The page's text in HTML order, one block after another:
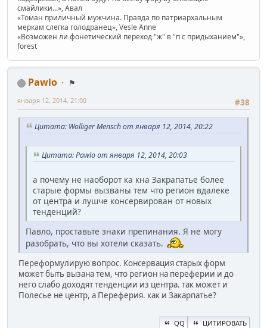
смайлики...», Авал
«Томан приличный мужчина. Правда по патриархальным
меркам слегка голодранец», Vesle Anne
«Возможен ли фонетический переход "ж" в "п с придыханием"»,
forest
Pawlo
⚑
#38
января 12, 2014, 21:00
Цитата: Wolliger Mensch от января 12, 2014, 20:22
Цитата: Pawlo от января 12, 2014, 20:03
а почему не наоборот ка кна Закрапатье более
старые формы вызваны тем что регион вдалеке
от центра и лушче консервирован от новых
тенденций?
Павло, проставьте знаки препинания. Я не могу
разобрать, что вы хотели сказать.
Переформулирую вопрос. Консервация старых форм
может быть вызана тем, что регион на переферии и до
него слабо доходят тенденции из центра. так может и
Полесье не центр, а Переферия. как и Закарпатье?
QQ ЦИТИРОВАТЬ